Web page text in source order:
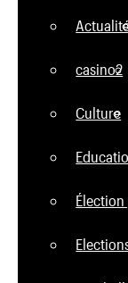
casino2
Culture
Élection